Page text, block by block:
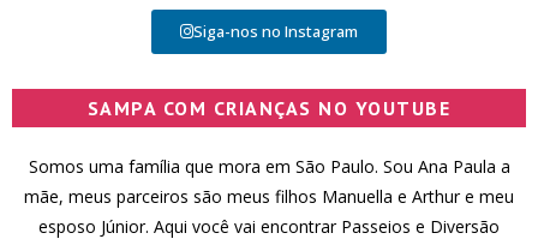
Siga-nos no Instagram
SAMPA COM CRIANÇAS NO YOUTUBE
Somos uma família que mora em São Paulo. Sou Ana Paula a
mãe, meus parceiros são meus filhos Manuella e Arthur e meu
esposo Júnior. Aqui você vai encontrar Passeios e Diversão